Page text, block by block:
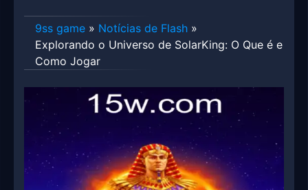
9ss game » Notícias de Flash »
Explorando o Universo de SolarKing: O Que é e
Como Jogar